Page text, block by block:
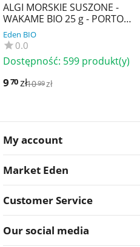
ALGI MORSKIE SUSZONE -
WAKAME BIO 25 g - PORTO
MUINOS
Eden BIO
0.0
Dostępność: 599 produkt(y)
970zł1099zł
My account
Market Eden
Customer Service
Our social media